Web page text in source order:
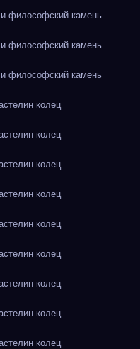
философский камень
философский камень
философский камень
колец
колец
колец
колец
колец
колец
колец
колец
колец